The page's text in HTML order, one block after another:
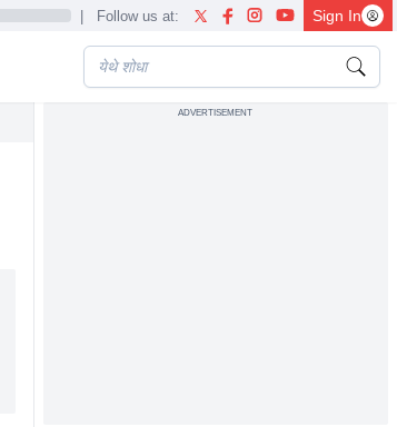
| Follow us at: Sign In
actual calculation
ADVERTISEMENT